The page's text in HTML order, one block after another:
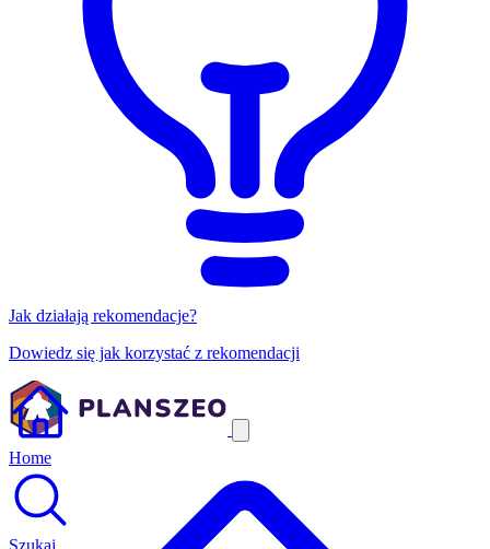
Jak działają rekomendacje?
Dowiedz się jak korzystać z rekomendacji
Home
Szukaj